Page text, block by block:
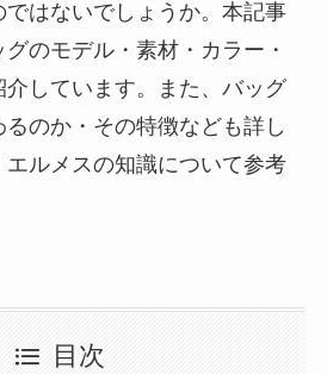
はないでしょうか。本記事
のモデル・素材・カラー・
しています。また、バッグ
のか・その特徴なども詳し
エルメスの知識について参考
目次